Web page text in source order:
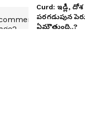
Curd: ఇడ్లీ,
పరగడుపున
ఏమౌతుంది..?